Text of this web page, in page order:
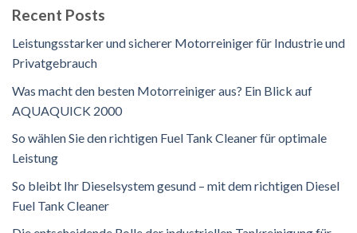
Recent Posts
Leistungsstarker und sicherer Motorreiniger für Industrie und
Privatgebrauch
Was macht den besten Motorreiniger aus? Ein Blick auf
AQUAQUICK 2000
So wählen Sie den richtigen Fuel Tank Cleaner für optimale
Leistung
So bleibt Ihr Dieselsystem gesund – mit dem richtigen Diesel
Fuel Tank Cleaner